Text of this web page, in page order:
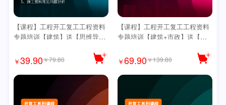
【课程】工程开工复工工程资料
专题培训【建筑】送【思维导
￥39.90￥79.80
【课程】工程开工复工工程资料
专题培训【建筑+市政】送【思
￥69.90￥139.80